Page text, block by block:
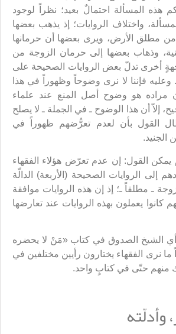
هذه المسألة احتمالٌ بعيد؛ نظراً لوجود
واختلاف الروايات؛ إذ يذهب بعضها
مطلق الأرض، ويرى بعضها أن حرمانها
وذهاب بعضها إلى حرمان الزوجة من
جهةٍ أخرى تدلّ بعض الروايات الصحيحة على
فإننا لا نرى وضوحاً وظهوراً في هذا
مراده هو وضوح أصل المنع عند علماء
إلاّ أن هذا الوضوح ـ في الجملة ـ لا يصلح
القول بأن لعدم تعرُّضهم ظهوراً في
الجنيد.
يمكن القول: إن عدم تعرّض هؤلاء الفقهاء
إلى الروايات الصحيحة (الأربعة) الدالّة
ـ مطلقاً ـ؛ إذ إن هذه الروايات موافقة
كانوا يعملون بهذه الروايات عند تعارضها
الشيخ الصدوق في كتاب «مَنْ لا يحضره
ما نرى الفقهاء يختارون رأيين مختلفين في
منهم حتّى في كتابٍ واحد.
وأدلّته